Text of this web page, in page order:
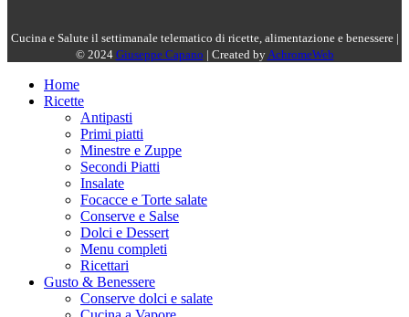
Cucina e Salute il settimanale telematico di ricette, alimentazione e benessere |
© 2024 Giuseppe Capano | Created by AchromeWeb
Home
Ricette
Antipasti
Primi piatti
Minestre e Zuppe
Secondi Piatti
Insalate
Focacce e Torte salate
Conserve e Salse
Dolci e Dessert
Menu completi
Ricettari
Gusto & Benessere
Conserve dolci e salate